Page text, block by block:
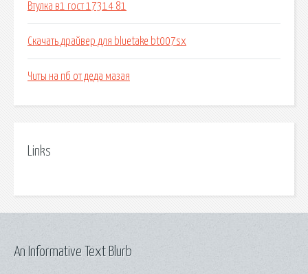
Втулка в1 гост 17314 81
Скачать драйвер для bluetake bt007sx
Читы на пб от деда мазая
Links
An Informative Text Blurb